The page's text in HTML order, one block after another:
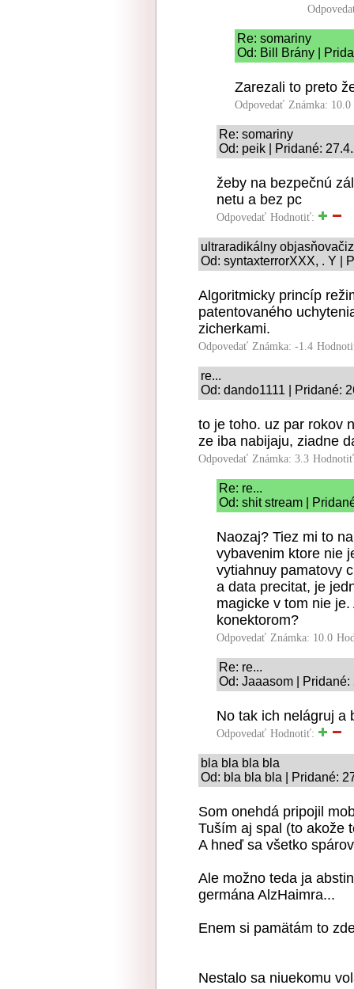
Re: somariny
Od: Bill Brány |
Zarezali to preto
Odpovedať Známka: 10.0
Re: somariny
Od: peik | Pridané:
žeby na bezpečnú
netu a bez pc
Odpovedať Hodnotiť:
ultraradikálny
Od: syntaxterrorXXX, . Y |
Algoritmicky princíp
patentovaného
zicherkami.
Odpovedať Známka: -1.4
re...
Od: dando1111 | Pridané:
to je toho. uz par rokov
ze iba nabijaju, ziadne
Odpovedať Známka: 3.3
Re: re...
Od: shit stream |
Naozaj? Tiez mi to
vybavenim ktore nie
vytiahnuy pamatovy
a data precitat, je
magicke v tom nie
konektorom?
Odpovedať Známka: 10.0
Re: re...
Od: Jaaasom |
No tak ich nelágruj a
Odpovedať Hodnotiť:
bla bla bla bla
Od: bla bla bla | Pridané:
Som onehdá pripojil
Tuším aj spal (to akože
A hneď sa všetko
Ale možno teda ja
germána AlzHaimra...
Enem si pamätám to
Nestalo sa niuekomu